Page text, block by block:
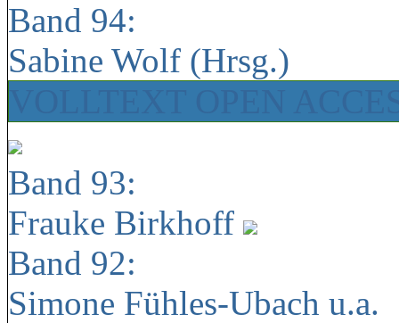
Band 94:
Sabine Wolf (Hrsg.)
Band 93:
Frauke Birkhoff
Band 92:
Simone Fühles-Ubach u.a.